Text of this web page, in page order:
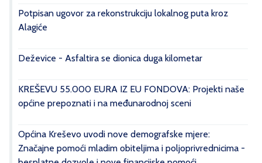
Potpisan ugovor za rekonstrukciju lokalnog puta kroz
Alagiće
Deževice - Asfaltira se dionica duga kilometar
KREŠEVU 55.000 EURA IZ EU FONDOVA: Projekti naše
općine prepoznati i na međunarodnoj sceni
Općina Kreševo uvodi nove demografske mjere:
Značajne pomoći mladim obiteljima i poljoprivrednicima -